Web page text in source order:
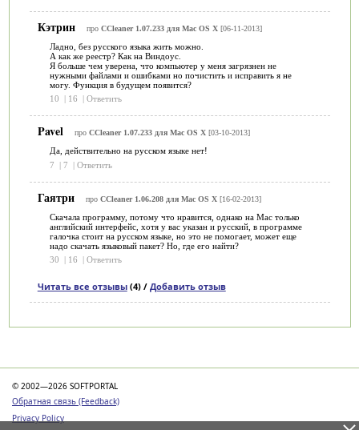
Кэтрин про CCleaner 1.07.233 для Mac OS X[06-11-2013]
Ладно, без русского языка жить можно.
А как же реестр? Как на Виндоус.
Я больше чем уверена, что компьютер у меня загрязнен не
нужными файлами и ошибками но почистить и исправить я не
могу. Функция в будущем появится?
10
16 Ответить
Pavel про CCleaner 1.07.233 для Mac OS X[03-10-2013]
Да, действительно на русском языке нет!
7
| 7 | Ответить
Гаятри про CCleaner 1.06.208 для Mac OS X[16-02-2013]
Скачала программу, потому что нравится, однако на Mac только
английский интерфейс, хотя у вас указан и русский, в программе
галочка стоит на русском языке, но это не помогает, может еще
надо скачать языковый пакет? Но, где его найти?
30
16 Ответить
Читать все отзывы(4) / Добавить отзыв
© 2002—2026 SOFTPORTAL
Обратная связь (Feedback)
Privacy Policy